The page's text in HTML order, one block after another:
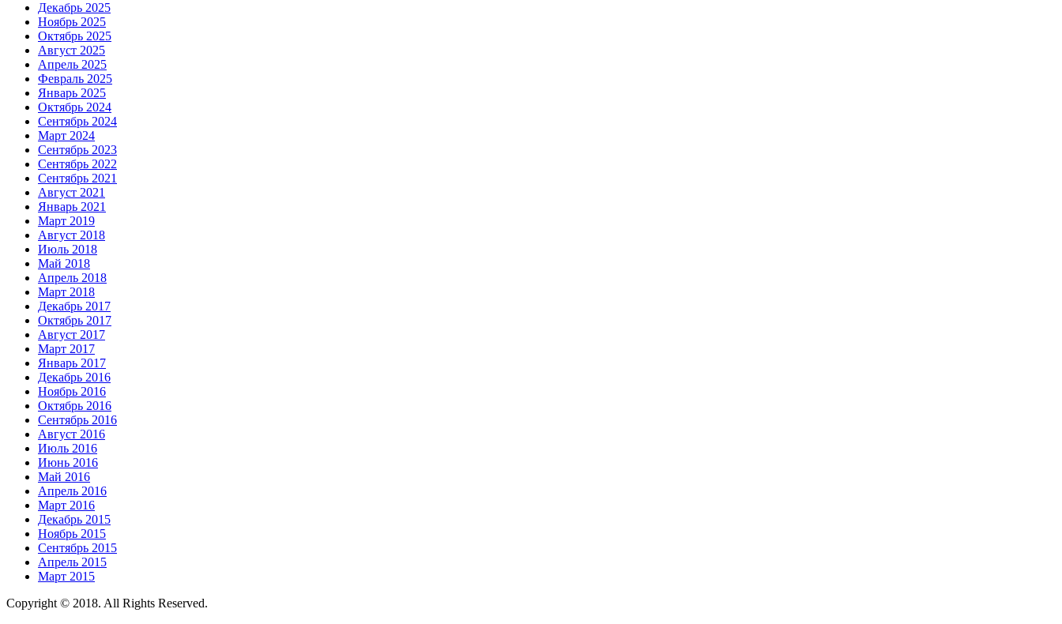
Декабрь 2025
Ноябрь 2025
Октябрь 2025
Август 2025
Апрель 2025
Февраль 2025
Январь 2025
Октябрь 2024
Сентябрь 2024
Март 2024
Сентябрь 2023
Сентябрь 2022
Сентябрь 2021
Август 2021
Январь 2021
Март 2019
Август 2018
Июль 2018
Май 2018
Апрель 2018
Март 2018
Декабрь 2017
Октябрь 2017
Август 2017
Март 2017
Январь 2017
Декабрь 2016
Ноябрь 2016
Октябрь 2016
Сентябрь 2016
Август 2016
Июль 2016
Июнь 2016
Май 2016
Апрель 2016
Март 2016
Декабрь 2015
Ноябрь 2015
Сентябрь 2015
Апрель 2015
Март 2015
Copyright © 2018. All Rights Reserved.